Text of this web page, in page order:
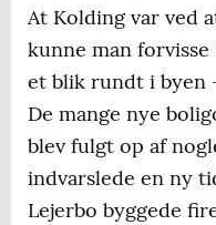
At Kolding var ved
kunne man forvisse
et blik rundt i byen
De mange nye
blev fulgt op af
indvarslede en ny
Lejerbo byggede